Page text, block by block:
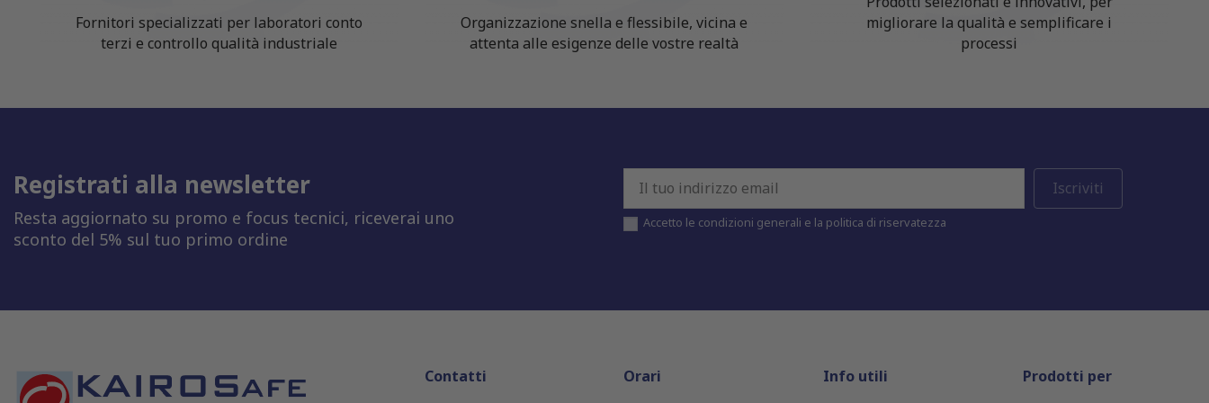
Fornitori specializzati per laboratori conto
terzi e controllo qualità industriale
Organizzazione snella e flessibile, vicina e
attenta alle esigenze delle vostre realtà
migliorare la qualità e semplificare i
processi
Registrati alla newsletter
Resta aggiornato su promo e focus tecnici, riceverai uno
sconto del 5% sul tuo primo ordine
Accetto le condizioni generali e la politica di riservatezza
Contatti Orari Info utili Prodotti per